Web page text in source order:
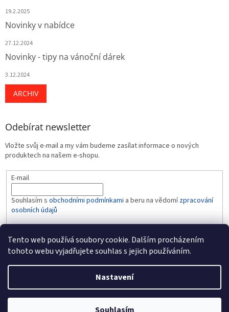
Tento web používá soubory cookie. Dalším procházením
tohoto webu vyjadřujete souhlas s jejich používáním.
Nastavení
19.2.2025
Novinky v nabídce
27.12.2024
Novinky - tipy na vánoční dárek
3.12.2024
ARCHIV
Odebírat newsletter
Vložte svůj e-mail a my vám budeme zasílat informace o nových
produktech na našem e-shopu.
E-mail
Souhlasím s obchodními podmínkami a beru na vědomízpracování
osobních údajů
PŘIHLÁSIT SE
Vytvořil Shoptet